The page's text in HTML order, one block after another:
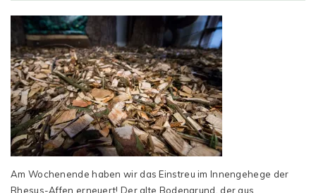
Am Wochenende haben wir das Einstreu im Innengehege der
Rhesus-Affen erneuert! Der alte Bodengrund, der aus